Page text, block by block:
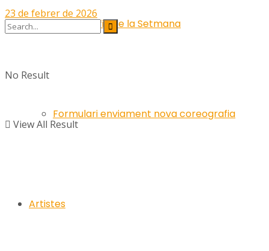
Coreografia de la Setmana
Formulari enviament nova coreografia
Artistes
No Result
View All Result
23 de febrer de 2026